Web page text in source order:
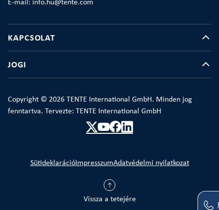
E-mail: info.hu@tente.com
KAPCSOLAT
JOGI
Copyright © 2026 TENTE International GmbH. Minden jog
fenntartva. Tervezte: TENTE International GmbH
Vissza a tetejére
SütideklarációImpresszumAdatvédelmi nyilatkozat